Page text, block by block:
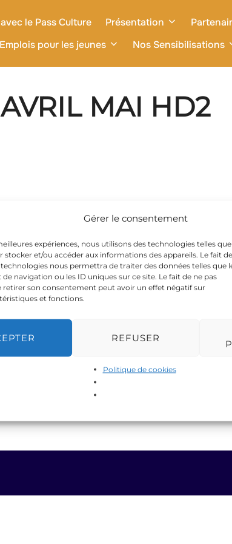
Gérer le consentement
expériences, nous utilisons des technologies telles que
stocker et/ou accéder aux informations des appareils. Le fait de
nous permettra de traiter des données telles que
navigation ou les ID uniques sur ce site. Le fait de ne pas
retirer son consentement peut avoir un effet négatif sur
et fonctions.
REFUSER
Politique de cookies
le Pass Culture Présentation
pour les jeunes
Nos Sensibilisations
MAI HD2